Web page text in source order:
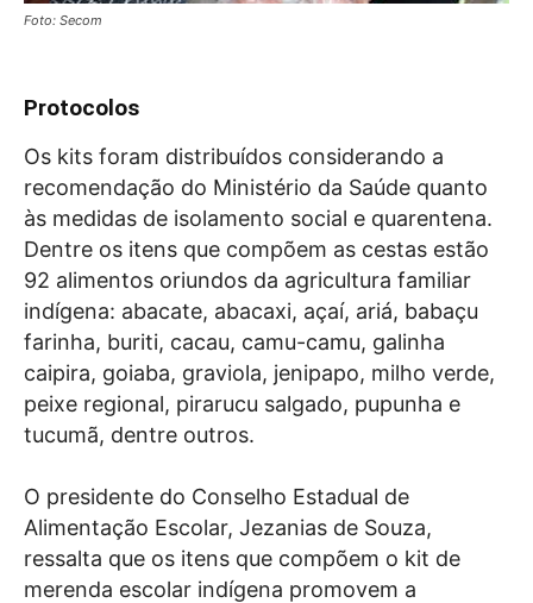
Foto: Secom
Protocolos
Os kits foram distribuídos considerando a
recomendação do Ministério da Saúde quanto
às medidas de isolamento social e quarentena.
Dentre os itens que compõem as cestas estão
92 alimentos oriundos da agricultura familiar
indígena: abacate, abacaxi, açaí, ariá, babaçu
farinha, buriti, cacau, camu-camu, galinha
caipira, goiaba, graviola, jenipapo, milho verde,
peixe regional, pirarucu salgado, pupunha e
tucumã, dentre outros.
O presidente do Conselho Estadual de
Alimentação Escolar, Jezanias de Souza,
ressalta que os itens que compõem o kit de
merenda escolar indígena promovem a